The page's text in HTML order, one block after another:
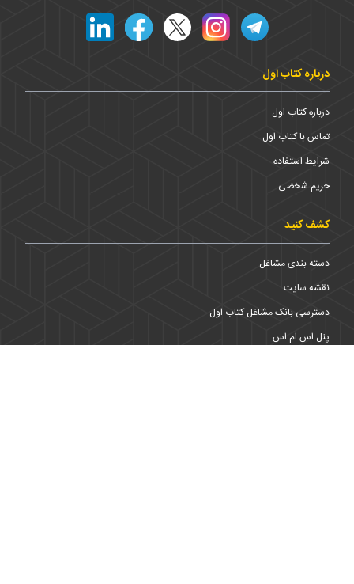
درباره کتاب اول
درباره کتاب اول
تماس با کتاب اول
شرایط استفاده
حریم شخضی
کشف کنید
دسته بندی مشاغل
نقشه سایت
دسترسی بانک مشاغل کتاب اول
پنل اس ام اس